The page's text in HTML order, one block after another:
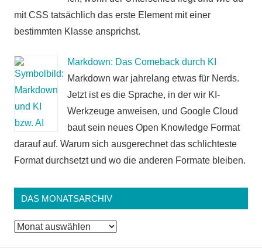
mit CSS tatsächlich das erste Element mit einer
bestimmten Klasse ansprichst.
Markdown: Das Comeback durch KI
Markdown war jahrelang etwas für Nerds.
Jetzt ist es die Sprache, in der wir KI-
Werkzeuge anweisen, und Google Cloud
baut sein neues Open Knowledge Format
darauf auf. Warum sich ausgerechnet das schlichteste
Format durchsetzt und wo die anderen Formate bleiben.
DAS MONATSARCHIV
Das